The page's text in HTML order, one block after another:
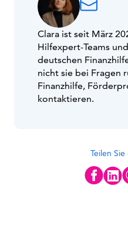
Clara ist seit März
Hilfexpert-Teams
deutschen
nicht sie bei Fragen
Finanzhilfe,
kontaktieren.
Teilen